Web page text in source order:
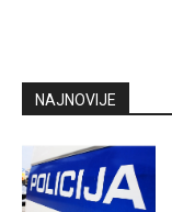
NAJNOVIJE